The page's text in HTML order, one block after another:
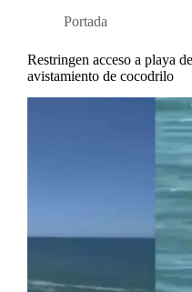
Portada
Restringen acceso a playa
avistamiento de cocodrilo